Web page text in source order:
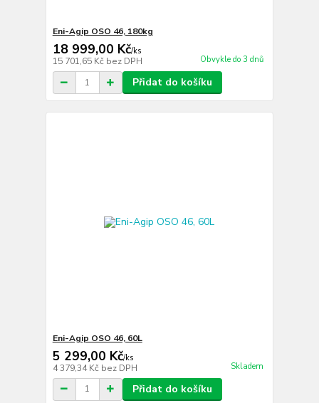
Eni-Agip OSO 46, 180kg
18 999,00 Kč/ks
15 701,65 Kč bez DPH Obvykle do 3 dnů
Přidat do košíku
Eni-Agip OSO 46, 60L
5 299,00 Kč/ks
4 379,34 Kč bez DPH Skladem
Přidat do košíku